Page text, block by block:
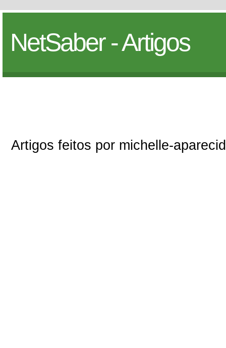
NetSaber - Artigos
Artigos feitos por michelle-